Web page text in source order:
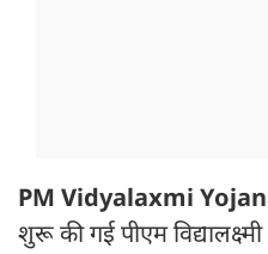
PM Vidyalaxmi
शुरू की गई पीएम